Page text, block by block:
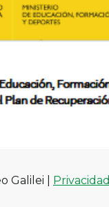
Galilei | Privacidad